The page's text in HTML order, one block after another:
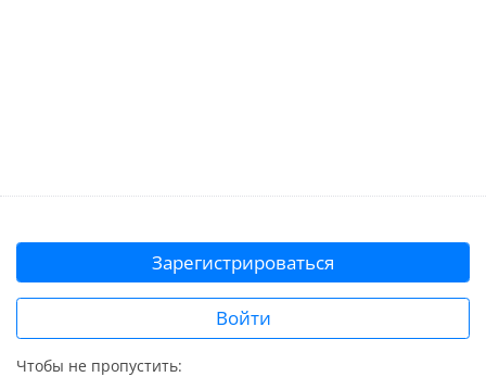
Зарегистрироваться
Войти
Чтобы не пропустить: